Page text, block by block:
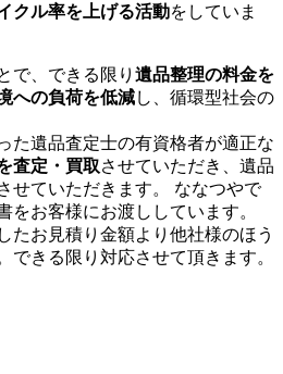
クル率を上げる活動をしていま
で、できる限り 遺品整理の料金を
への負荷を低減し、循環型社会の
た遺品査定士の有資格者が適正な
査定・買取させていただき、遺品
せていただきます。 ななつやで
をお客様にお渡ししています。
たお見積り金額より他社様のほう
できる限り対応させて頂きます。